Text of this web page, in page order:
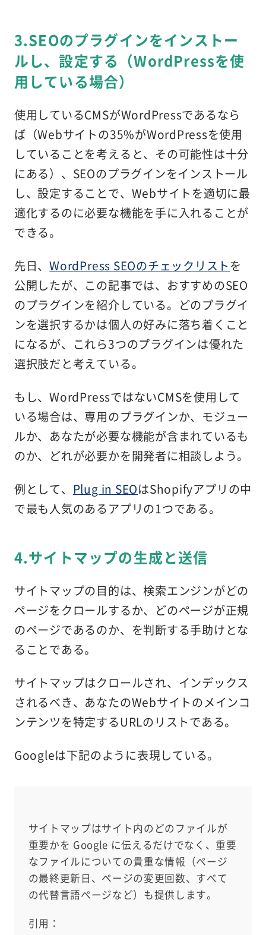
3.SEOのプラグインをインストー
ルし、設定する（WordPressを使
用している場合）
使用しているCMSがWordPressであるなら
ば（Webサイトの35%がWordPressを使用
していることを考えると、その可能性は十分
にある）、SEOのプラグインをインストール
し、設定することで、Webサイトを適切に最
適化するのに必要な機能を手に入れることが
できる。
先日、WordPress SEOのチェックリスト を
公開したが、この記事では、おすすめのSEO
のプラグインを紹介している。どのプラグイ
ンを選択するかは個人の好みに落ち着くこと
になるが、これら3つのプラグインは優れた
選択肢だと考えている。
もし、WordPressではないCMSを使用して
いる場合は、専用のプラグインか、モジュー
ルか、あなたが必要な機能が含まれているも
のか、どれが必要かを開発者に相談しよう。
例として、 Plug in SEOはShopifyアプリの中
で最も人気のあるアプリの1つである。
4.サイトマップの生成と送信
サイトマップの目的は、検索エンジンがどの
ページをクロールするか、どのページが正規
のページであるのか、を判断する手助けとな
ることである。
サイトマップはクロールされ、インデックス
されるべき、あなたのWebサイトのメインコ
ンテンツを特定するURLのリストである。
Googleは下記のように表現している。
サイトマップはサイト内のどのファイルが
重要かを Google に伝えるだけでなく、重要
なファイルについての貴重な情報（ページ
の最終更新日、ページの変更回数、すべて
の代替言語ページなど）も提供します。
引用：